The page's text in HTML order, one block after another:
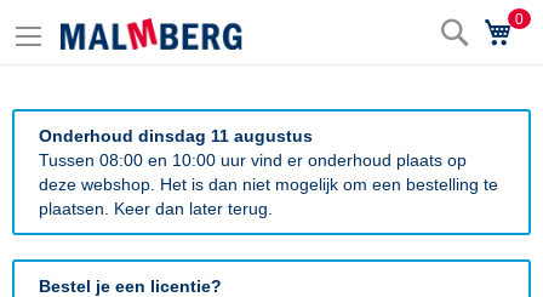
Zoek0
Onderhoud dinsdag 11 augustus
Tussen 08:00 en 10:00 uur vind er onderhoud plaats op
deze webshop. Het is dan niet mogelijk om een bestelling te
plaatsen. Keer dan later terug.
Bestel je een licentie?